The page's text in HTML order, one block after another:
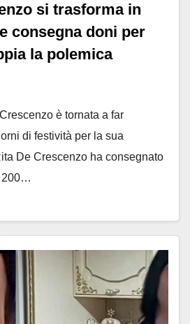
si trasforma in
consegna doni per
la polemica
è tornata a far
di festività per la sua
De Crescenzo ha consegnato
200…